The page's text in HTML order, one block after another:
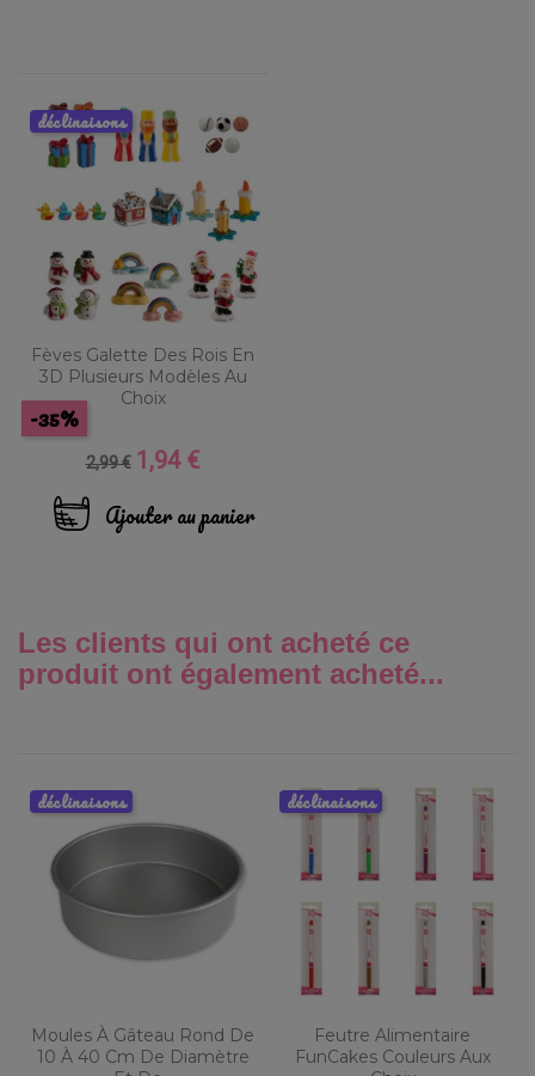
Fèves Galette Des Rois En
3D Plusieurs Modèles Au
Choix
Prix
base
2,99 €
-35%
Prix
1,94 €
Ajouter au panier
déclinaisons
Les clients qui ont acheté ce
produit ont également acheté...
Moules À Gâteau Rond De
10 À 40 Cm De Diamètre
déclinaisons
Feutre Alimentaire
FunCakes Couleurs Aux
déclinaisons